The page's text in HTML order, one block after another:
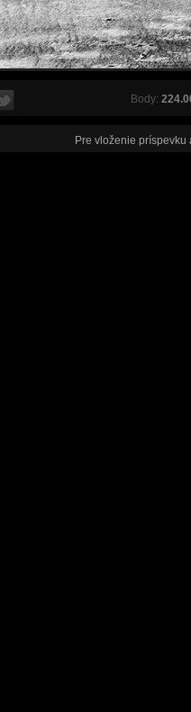
Body:
Pre vloženie